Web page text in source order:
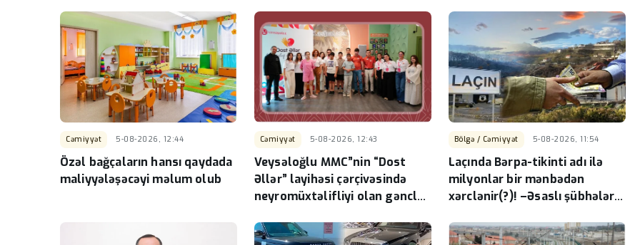
Cəmiyyət 5-08-2026, 12:44
Özəl bağçaların hansı qaydada
maliyyələşəcəyi məlum olub
Cəmiyyət 5-08-2026, 12:43
Veysəloğlu MMC”nin “Dost
Əllər” layihəsi çərçivəsində
neyromüxtəlifliyi olan gənclər
Bölgə / Cəmiyyət 5-08-2026, 11:54
Laçında Bərpa-tikinti adı ilə
milyonlar bir mənbədən
xərclənir(?)! –Əsaslı şübhələr